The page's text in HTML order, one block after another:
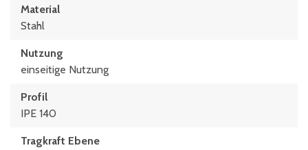
Material
Stahl
Nutzung
einseitige Nutzung
Profil
IPE 140
Tragkraft Ebene